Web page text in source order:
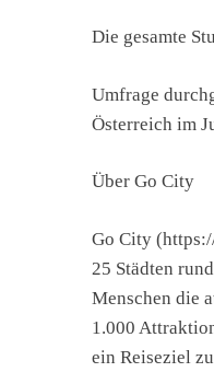
Die gesamte
Umfrage
Österreich im
Über Go City
Go City
25 Städten
Menschen die
1.000
ein Reiseziel